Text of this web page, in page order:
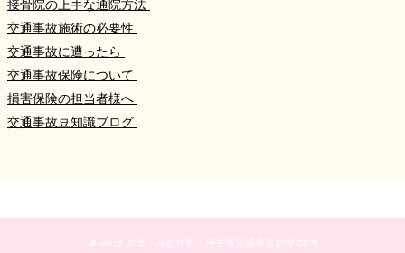
接骨院の上手な通院方法
交通事故施術の必要性
交通事故に遭ったら
交通事故保険について
損害保険の担当者様へ
交通事故豆知識ブログ
© 2018 太田・みどり市・桐生市交通事故治療.com